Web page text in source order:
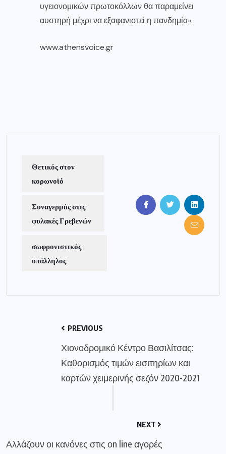
υγειονομικών πρωτοκόλλων θα παραμείνει
αυστηρή μέχρι να εξαφανιστεί η πανδημία».
www.athensvoice.gr
Θετικός στον
κορωνοϊό
Συναγερμός στις
φυλακές Γρεβενών
σωφρονιστικός
υπάλληλος
PREVIOUS
Χιονοδρομικό Κέντρο Βασιλίτσας:
Καθορισμός τιμών εισιτηρίων και
καρτών χειμερινής σεζόν 2020-2021
NEXT
Αλλάζουν οι κανόνες στις οn line αγορές